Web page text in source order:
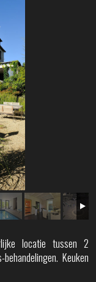
locatie tussen 2
Keuken